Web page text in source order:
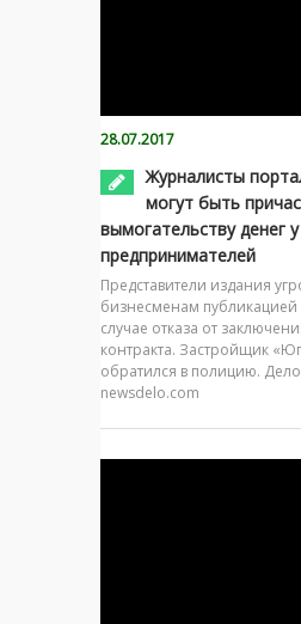
28.07.2017
Журналисты
могут быть
вымогательству денег
предпринимателей
Представители издания
бизнесменам
случае отказа от
контракта. Застройщик
обратился в полицию.
newsdelo.com